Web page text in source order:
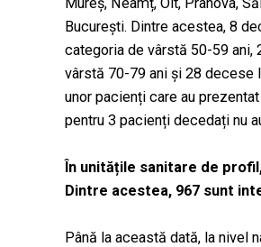
București. Dintre acestea, 8
categoria de vârstă 50-59
vârstă 70-79 ani și 28 decese
unor pacienți care au
pentru 3 pacienți decedați nu
În unitățile sanitare de
Dintre acestea, 967 sunt
Până la această dată, la nivel